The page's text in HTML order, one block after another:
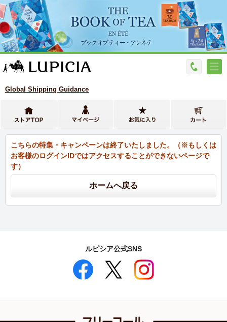
Global Shipping Guidance
こちらの特集・キャンペーンは終了いたしました。（※もしくは
お客様のログインIDではアクセスすることができないページで
す）
ルピシア公式SNS